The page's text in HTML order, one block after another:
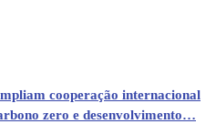
cooperação internacional
zero e desenvolvimento…